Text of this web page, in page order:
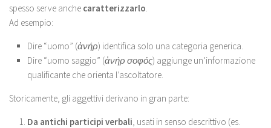
spesso serve anche caratterizzarlo
Ad esempio:
Dire “uomo” (ἀνήρ) identifica solo una categoria generica.
Dire “uomo saggio” (ἀνήρ σοφός) aggiunge un’informazione
qualificante che orienta l’ascoltatore.
Storicamente, gli aggettivi derivano in gran parte:
Da antichi participi verbali , usati in senso descrittivo (es.